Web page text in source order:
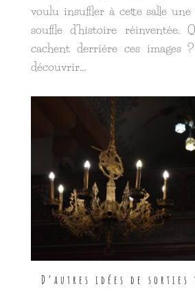
voulu insuffler à cette salle
souffle d’histoire réinventée.
cachent derrière ces images
découvrir…
D’autres idées de sorties